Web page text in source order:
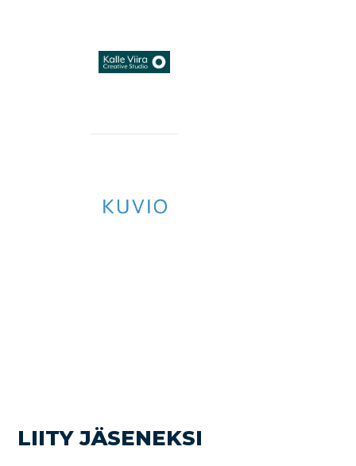
LIITY JÄSENEKSI